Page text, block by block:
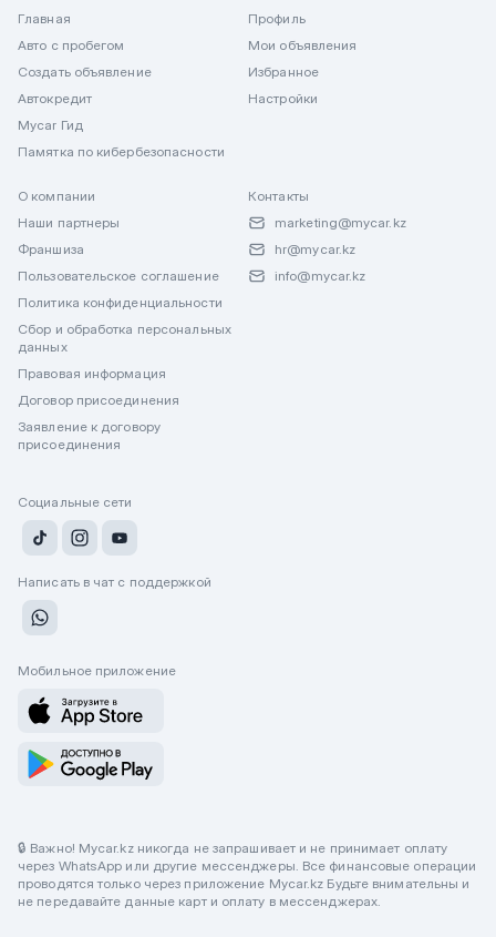
Главная
Авто с пробегом
Создать объявление
Автокредит
Mycar Гид
Памятка по кибербезопасности
Профиль
Мои объявления
Избранное
Настройки
О компании
Наши партнеры
Франшиза
Пользовательское соглашение
Политика конфиденциальности
Сбор и обработка персональных
данных
Правовая информация
Договор присоединения
Заявление к договору
присоединения
Контакты
marketing@mycar.kz
hr@mycar.kz
info@mycar.kz
Социальные сети
Написать в чат с поддержкой
Мобильное приложение
🔒 Важно! Mycar.kz никогда не запрашивает и не принимает оплату
через WhatsApp или другие мессенджеры. Все финансовые операции
проводятся только через приложение Mycar.kz Будьте внимательны и
не передавайте данные карт и оплату в мессенджерах.